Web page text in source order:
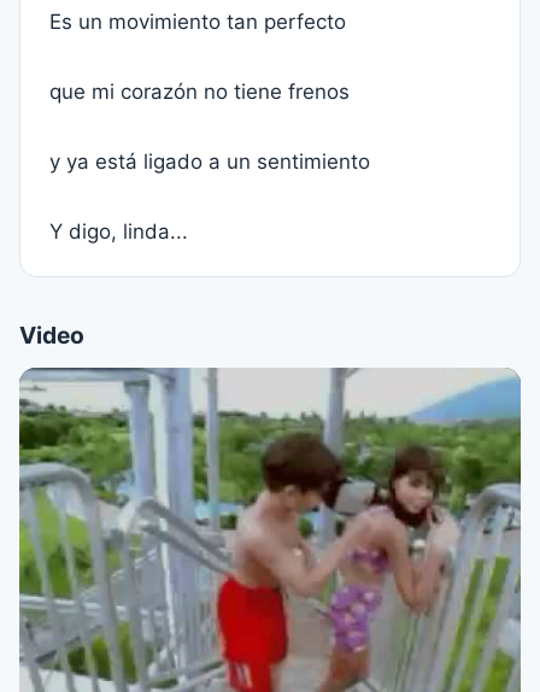
Es un movimiento tan perfecto
que mi corazón no tiene frenos
y ya está ligado a un sentimiento
Y digo, linda...
Video